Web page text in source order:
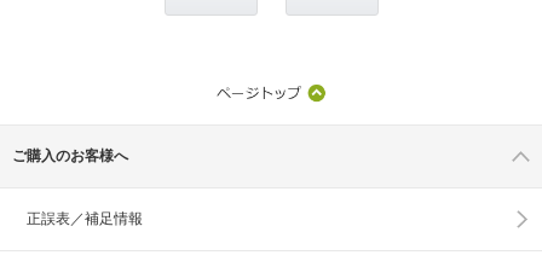
ご購入のお客様へ
正誤表／補足情報